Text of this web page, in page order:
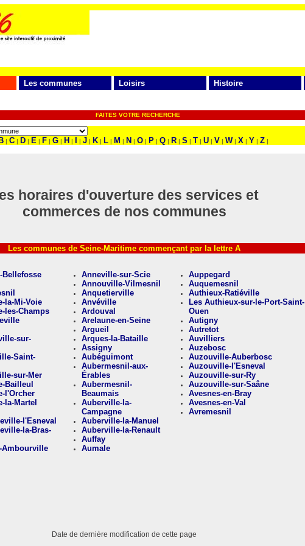
Les communes Loisirs Histoire
FAITES VOTRE RECHERCHE
B | C | D | E | F | G | H | | J | K | L | M | N | O | P | Q | R | S | T | U | V | W | X | Y | Z |
horaires d'ouverture des services et
commerces de nos communes
Les communes de Seine-Maritime commençant par la lettre A
la-Mi-Voie
les-Champs
sur-
Saint-
sur-Mer
Bailleul
l'Orcher
la-Martel
l'Esneval
la-Bras-
Ambourville
Anneville-sur-Scie
Annouville-Vilmesnil
Anquetierville
Anvéville
Ardouval
Arelaune-en-Seine
Argueil
Arques-la-Bataille
Assigny
Aubéguimont
Aubermesnil-aux-
Érables
Aubermesnil-
Beaumais
Auberville-la-
Campagne
Auberville-la-Manuel
Auberville-la-Renault
Auffay
Aumale
Auppegard
Auquemesnil
Authieux-Ratiéville
Les Authieux-sur-le-Port-Saint-
Ouen
Autigny
Autretot
Auvilliers
Auzebosc
Auzouville-Auberbosc
Auzouville-l'Esneval
Auzouville-sur-Ry
Auzouville-sur-Saâne
Avesnes-en-Bray
Avesnes-en-Val
Avremesnil
Date de dernière modification de cette page